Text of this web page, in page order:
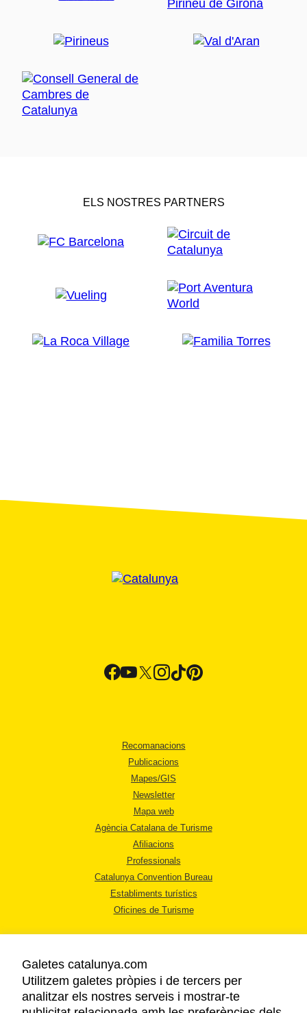
ELS NOSTRES PARTNERS
Recomanacions
Publicacions
Mapes/GIS
Newsletter
Mapa web
Agència Catalana de Turisme
Afiliacions
Professionals
Catalunya Convention Bureau
Establiments turístics
Oficines de Turisme
AVÍS LEGAL
Galetes catalunya.com
Utilitzem galetes pròpies i de tercers per
analitzar els nostres serveis i mostrar-te